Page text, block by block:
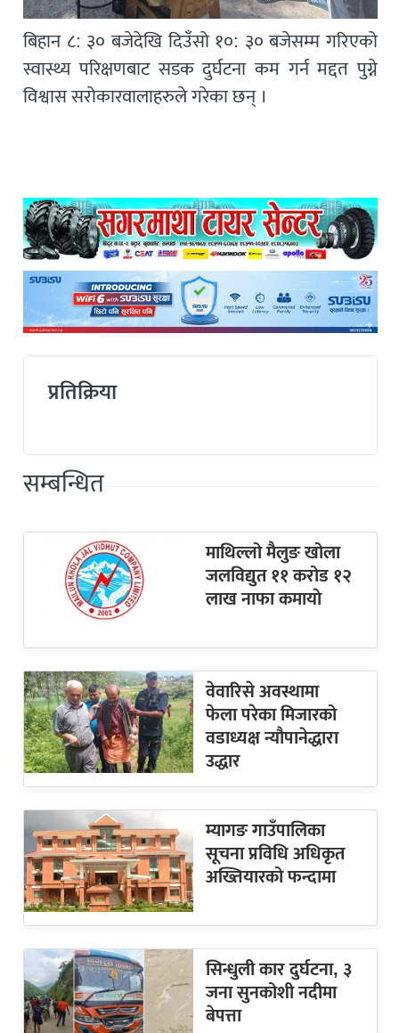
बिहान ८: ३० बजेदेखि दिउँसो १०: ३० बजेसम्म गरिएको
स्वास्थ्य परिक्षणबाट सडक दुर्घटना कम गर्न मद्दत पुग्ने
विश्वास सरोकारवालाहरुले गरेका छन् ।
प्रतिक्रिया
सम्बन्धित
माथिल्लो मैलुङ खोला
जलविद्युत ११ करोड १२
लाख नाफा कमायाे
वेवारिसे अवस्थामा
फेला परेका मिजारको
वडाध्यक्ष न्यौपानेद्धारा
उद्धार
म्यागङ गाउँपालिका
सूचना प्रविधि अधिकृत
अख्तियारको फन्दामा
सिन्धुली कार दुर्घटना, ३
जना सुनकोशी नदीमा
बेपत्ता